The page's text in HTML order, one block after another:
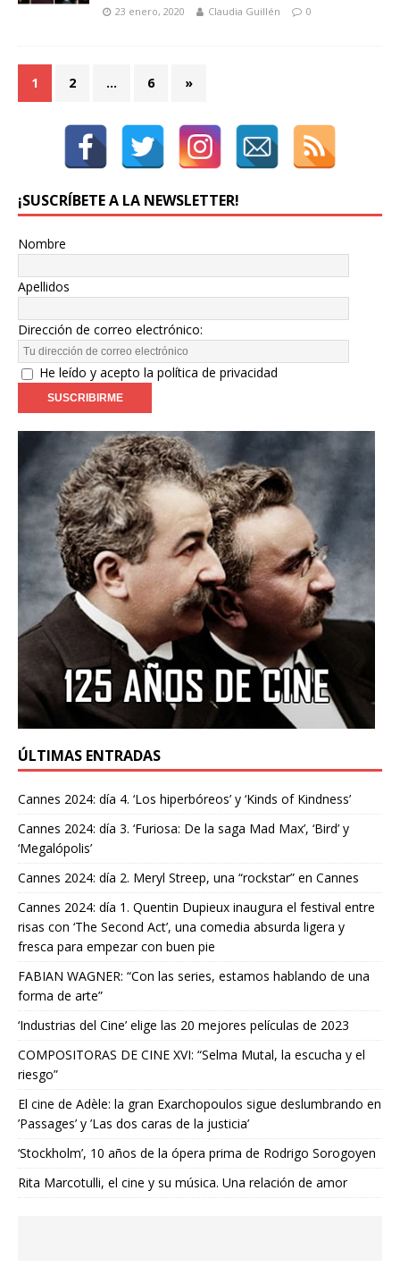
23 enero, 2020 Claudia Guillén 0
1 2 … 6 »
¡SUSCRÍBETE A LA NEWSLETTER!
Nombre
Apellidos
Dirección de correo electrónico:
He leído y acepto la política de privacidad
ÚLTIMAS ENTRADAS
Cannes 2024: día 4. ‘Los hiperbóreos’ y ‘Kinds of Kindness’
Cannes 2024: día 3. ‘Furiosa: De la saga Mad Max’, ‘Bird’ y
‘Megalópolis’
Cannes 2024: día 2. Meryl Streep, una “rockstar” en Cannes
Cannes 2024: día 1. Quentin Dupieux inaugura el festival entre
risas con ‘The Second Act’, una comedia absurda ligera y
fresca para empezar con buen pie
FABIAN WAGNER: “Con las series, estamos hablando de una
forma de arte”
‘Industrias del Cine’ elige las 20 mejores películas de 2023
COMPOSITORAS DE CINE XVI: “Selma Mutal, la escucha y el
riesgo”
El cine de Adèle: la gran Exarchopoulos sigue deslumbrando en
’Passages’ y ’Las dos caras de la justicia’
‘Stockholm’, 10 años de la ópera prima de Rodrigo Sorogoyen
Rita Marcotulli, el cine y su música. Una relación de amor